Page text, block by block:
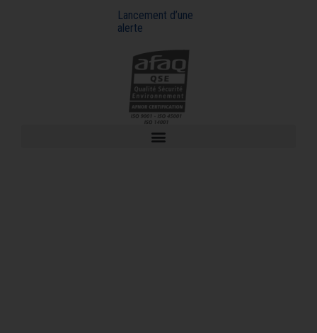
Lancement d’une
alerte